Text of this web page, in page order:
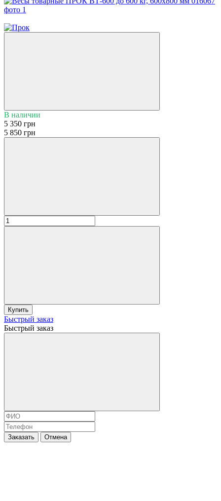
В наличии
5 350 грн
5 850 грн
Купить
Быстрый заказ
Быстрый заказ
Заказать Отмена